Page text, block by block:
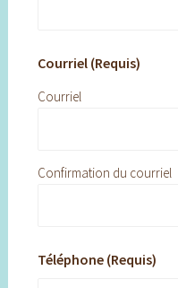
Courriel (Requis)
Courriel
Confirmation du courriel
Téléphone (Requis)